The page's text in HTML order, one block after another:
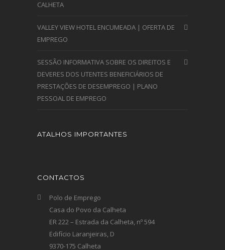
CALHETA
VALLEY VIEW HOTEL ENCUMEADA | OFERTA DE
EMPREGO
SESSÃO INFORMATIVA SOBRE OS DIREITOS E
DEVERES DOS UTENTES BENEFICIÁRIOS DE
PRESTAÇÕES DE DESEMPREGO | PLANO
PESSOAL DE EMPREGO
ATALHOS IMPORTANTES
CONTACTOS
Polo de Emprego
Casa do Povo da Calheta
ER 222 – Estrada da Calheta, nº 594
Edifício Laranjeiras, D
9370-175 Calheta